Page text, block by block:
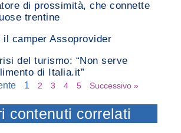
di prossimità, che connette
trentine
il camper Assoprovider
del turismo: “Non serve
di Italia.it”
1 2 3 4 5 Successivo »
contenuti correlati